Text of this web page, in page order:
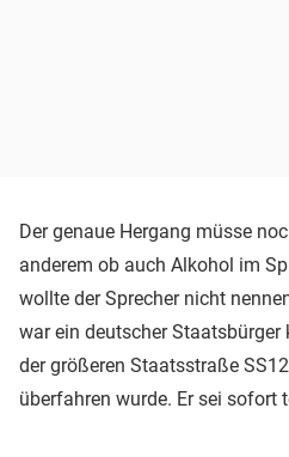
Der genaue Hergang müsse
anderem ob auch Alkohol im
wollte der Sprecher nicht
war ein deutscher
der größeren Staatsstraße
überfahren wurde. Er sei sofort